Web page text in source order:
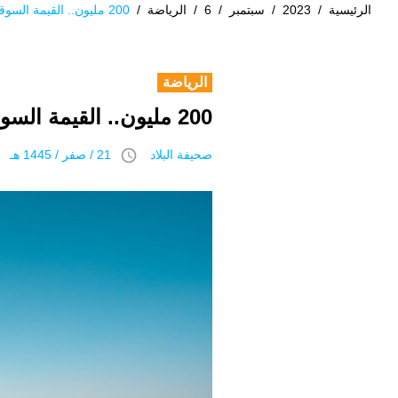
الرئيسية /
2023
/ سبتمبر /
6
/ الرياضة / 200 مليون.. القيمة السوقية لمطايا أشواط ختام المهرجان
الرياضة
200 مليون.. القيمة السوقية لمطايا أشواط ختام المهرجان
صحيفة البلاد access_time 21 / صفر / 1445 هـ 6 سبتمبر 2023